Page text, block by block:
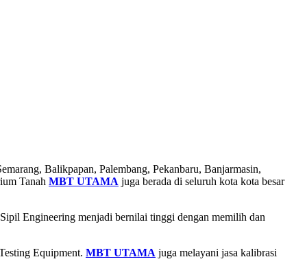
Balikpapan, Palembang, Pekanbaru, Banjarmasin,
Tanah MBT UTAMA juga berada di seluruh kota kota besar
Engineering menjadi bernilai tinggi dengan memilih dan
Equipment. MBT UTAMA juga melayani jasa kalibrasi